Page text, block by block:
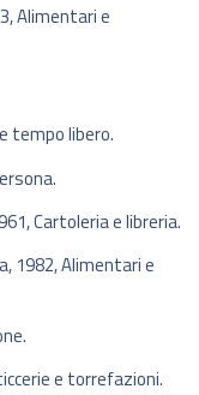
Alimentari e
tempo libero.
Cartoleria e libreria.
1982, Alimentari e
e torrefazioni.